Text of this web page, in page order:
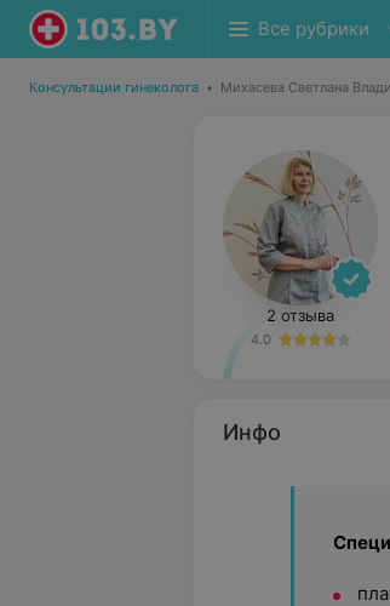
Все рубрики
Консультации гинеколога • Михасева Светлана
2 отзыва
4.0
Инфо